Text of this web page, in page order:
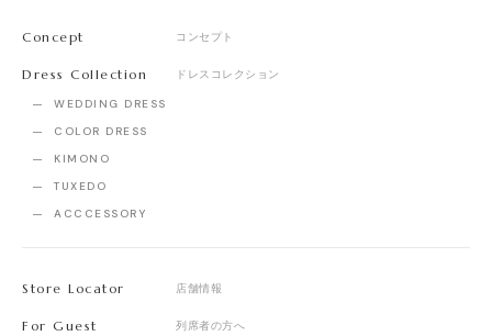
Concept コンセプト
Dress Collection ドレスコレクション
WEDDING DRESS
COLOR DRESS
KIMONO
TUXEDO
ACCCESSORY
Store Locator 店舗情報
For Guest 列席者の方へ